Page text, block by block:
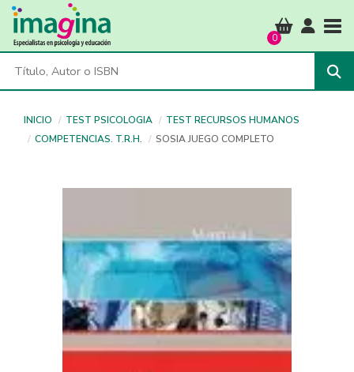
0
INICIO TEST PSICOLOGIA
TEST RECURSOS HUMANOS
COMPETENCIAS. T.R.H.
SOSIA JUEGO COMPLETO